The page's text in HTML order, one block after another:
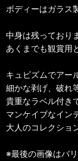
ボディーはガラス
中身は残っており
あくまでも観賞用
キュビズムでアー
細かな剥げ、破れ
貴重なラベル付き
マンケイブなイン
大人のコレクショ
※最後の画像はバ